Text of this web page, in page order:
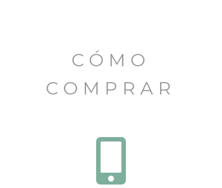
CÓMO
COMPRAR
